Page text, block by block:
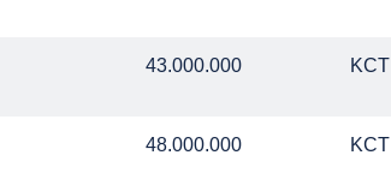
43.000.000 KCT
48.000.000 KCT